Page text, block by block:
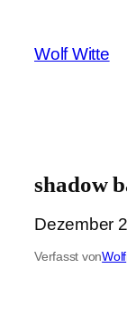
springen
Wolf Witte
shadow
Dezember
Verfasst vonWolf